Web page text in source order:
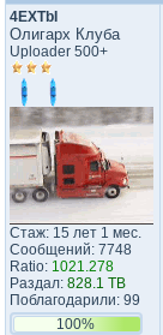
4EXTbI
Олигарх Клуба
Uploader 500+
Стаж: 15 лет 1 мес.
Сообщений: 7748
Ratio: 1021.278
Раздал: 828.1 TB
Поблагодарили: 99
100%